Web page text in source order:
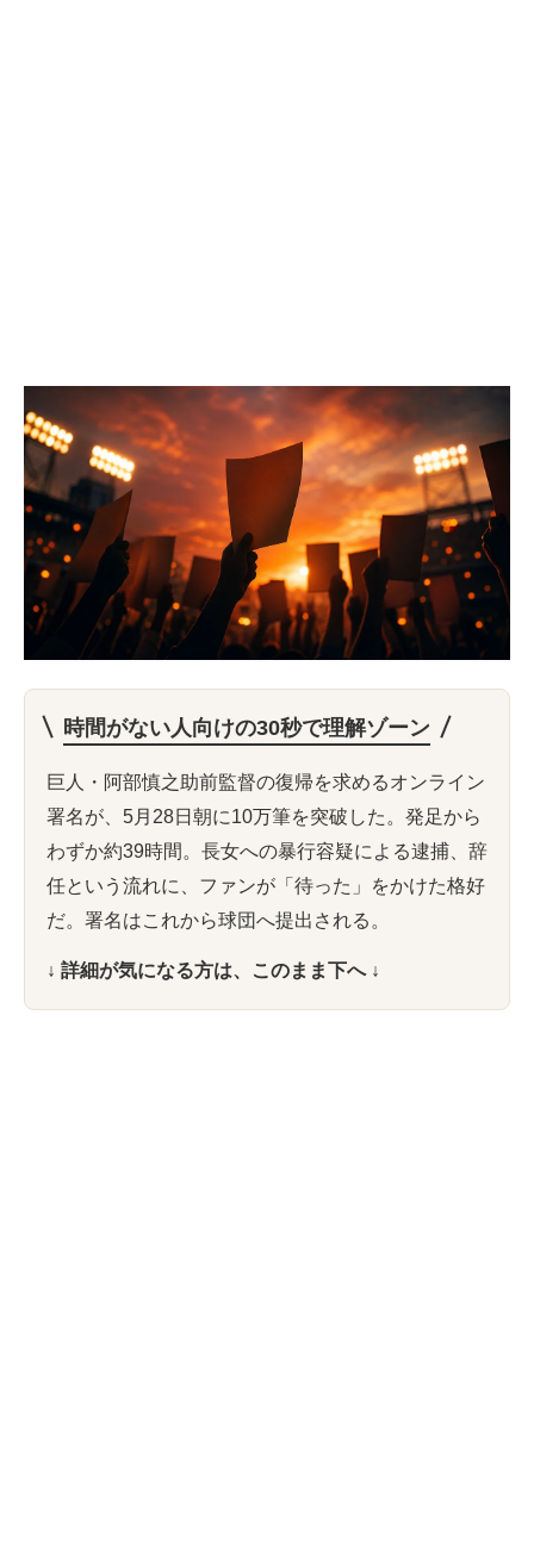
時間がない人向けの30秒で理解ゾーン
巨人・阿部慎之助前監督の復帰を求めるオンライン
署名が、5月28日朝に10万筆を突破した。発足から
わずか約39時間。長女への暴行容疑による逮捕、辞
任という流れに、ファンが「待った」をかけた格好
だ。署名はこれから球団へ提出される。
↓ 詳細が気になる方は、このまま下へ ↓